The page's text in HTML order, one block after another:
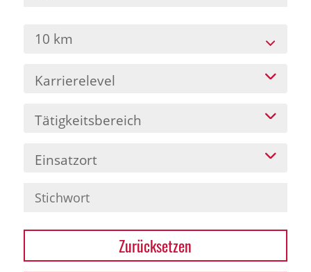
News Archiv
10 km
Karrierelevel
Tätigkeitsbereich
Einsatzort
Zurücksetzen